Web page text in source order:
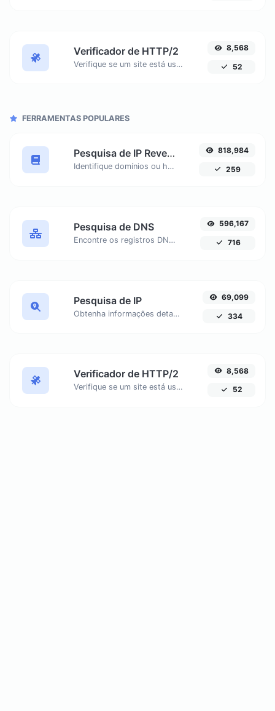
Verificador de HTTP/2
Verifique se um site está usando o novo protocolo HTTP/2 ou não. Descubra por que migrar para HTTPS é essencial para aproveitar ao máximo o HTTP/2.
8,568
52
FERRAMENTAS POPULARES
Pesquisa de IP Reversa
Identifique domínios ou hosts associados a um endereço IP específico. Obtenha informações detalhadas sobre o host conectado a qualquer IP dado.
818,984
259
Pesquisa de DNS
Encontre os registros DNS A, AAAA, CNAME, MX, NS, TXT, SOA de um host.
596,167
716
Pesquisa de IP
Obtenha informações detalhadas sobre qualquer endereço IP, incluindo geolocalização, detalhes do ISP e mais.
69,099
334
Verificador de HTTP/2
Verifique se um site está usando o novo protocolo HTTP/2 ou não. Descubra por que migrar para HTTPS é essencial para aproveitar ao máximo o HTTP/2.
8,568
52